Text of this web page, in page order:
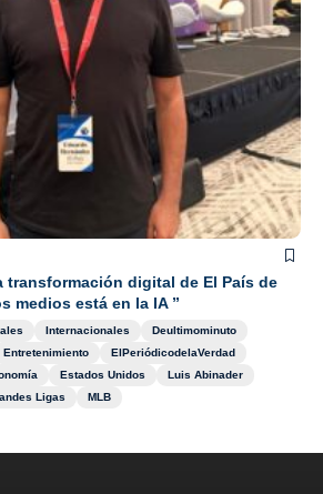
transformación digital de El País de
medios está en la IA ”
Internacionales
Deultimominuto
Entretenimiento
ElPeriódicodelaVerdad
Estados Unidos
Luis Abinader
Ligas MLB